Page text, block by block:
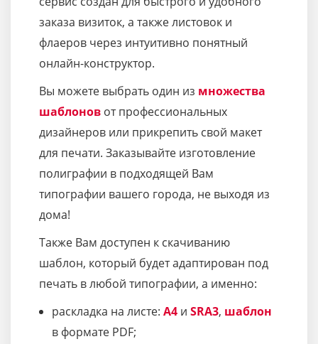
заказа визиток, а также листовок и
флаеров через интуитивно понятный
онлайн-конструктор.
Вы можете выбрать один из множества
шаблонов от профессиональных
дизайнеров или прикрепить свой макет
для печати. Заказывайте изготовление
полиграфии в подходящей Вам
типографии вашего города, не выходя из
дома!
Также Вам доступен к скачиванию
шаблон, который будет адаптирован под
печать в любой типографии, а именно:
раскладка на листе: A4 и SRA3, шаблон
в формате PDF;